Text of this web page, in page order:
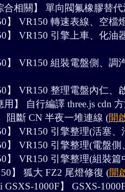
相關】 單向閥氟橡膠替
】 VR150 轉速表線、空檔
】 VR150 引擎上車、化油
】 VR150 組裝電盤側、調
】 VR150 整理電盤內仁、
】 自行編譯 three.js cdn
阻斷 CN 半夜一堆連線 (開
】 VR150 引擎整理(活塞、
】 VR150 引擎整理(電盤側
】 VR150 引擎整理(組裝篇
】 狐大 FZ2 尾燈修復 (開
1000F】 GSXS-